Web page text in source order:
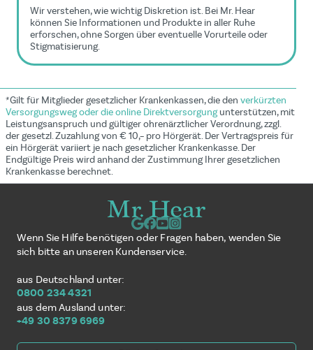
Wir verstehen, wie wichtig Diskretion ist. Bei Mr. Hear
können Sie Informationen und Produkte in aller Ruhe
erforschen, ohne Sorgen über eventuelle Vorurteile oder
Stigmatisierung.
*Gilt für Mitglieder gesetzlicher Krankenkassen, die den verkürzten
Versorgungsweg oder die online Direktversorgungunterstützen, mit
Leistungsanspruch und gültiger ohrenärztlicher Verordnung, zzgl.
der gesetzl. Zuzahlung von € 10,– pro Hörgerät. Der Vertragspreis für
ein Hörgerät variiert je nach gesetzlicher Krankenkasse. Der
Endgültige Preis wird anhand der Zustimmung Ihrer gesetzlichen
Krankenkasse berechnet.
Wenn Sie Hilfe benötigen oder Fragen haben, wenden Sie
sich bitte an unseren Kundenservice.
aus Deutschland unter:
0800 234 4321
aus dem Ausland unter:
+49 30 8379 6969